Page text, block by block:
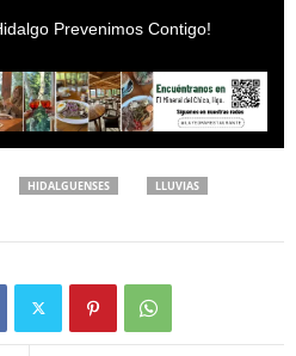
Prevenimos Contigo!
HIDALGUENSES
LLUVIAS